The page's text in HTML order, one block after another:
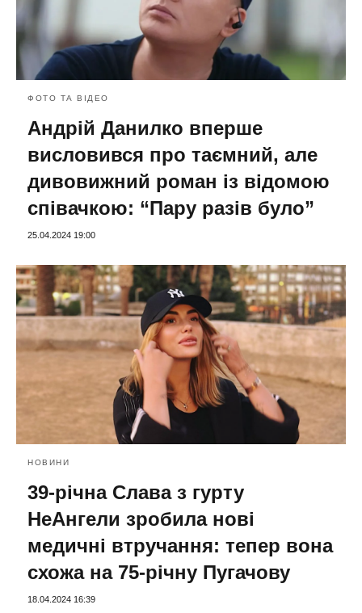
ФОТО ТА ВІДЕО
Андрій Данилко вперше
висловився про таємний, але
дивовижний роман із відомою
співачкою: “Пару разів було”
25.04.2024 19:00
НОВИНИ
39-річна Слава з гурту
НеАнгели зробила нові
медичні втручання: тепер вона
схожа на 75-річну Пугачову
18.04.2024 16:39